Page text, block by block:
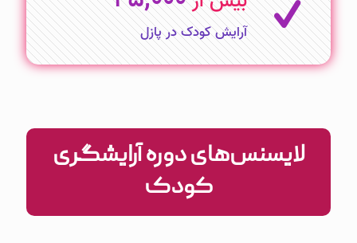
آرایش کودک در پازل
لایسنس‌های دوره آرایشگری
کودک